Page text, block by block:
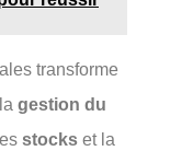
transforme
gestion du
stocks et la